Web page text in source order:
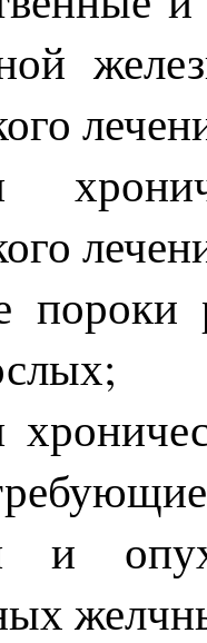
пороки
и